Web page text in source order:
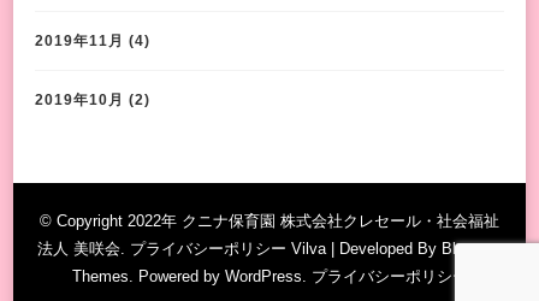
2019年11月 (4)
2019年10月 (2)
© Copyright 2022年 クニナ保育園 株式会社クレセール・社会福祉
法人 美咲会. プライバシーポリシー Vilva | Developed By Blossom
Themes. Powered by WordPress. プライバシーポリシー